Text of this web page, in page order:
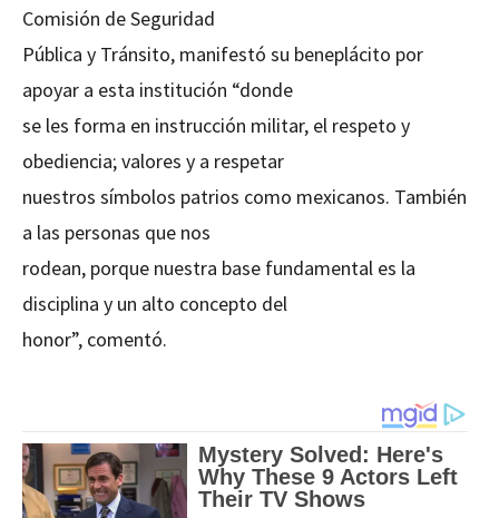
Comisión de Seguridad
Pública y Tránsito, manifestó su beneplácito por
apoyar a esta institución “donde
se les forma en instrucción militar, el respeto y
obediencia; valores y a respetar
nuestros símbolos patrios como mexicanos. También
a las personas que nos
rodean, porque nuestra base fundamental es la
disciplina y un alto concepto del
honor”, comentó.